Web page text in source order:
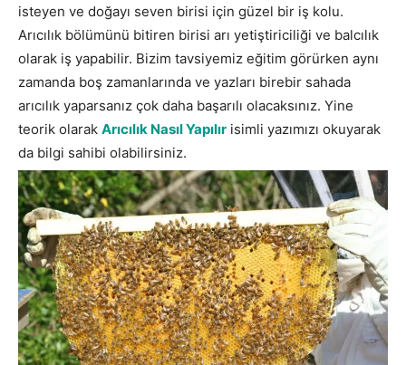
isteyen ve doğayı seven birisi için güzel bir iş kolu.
Arıcılık bölümünü bitiren birisi arı yetiştiriciliği ve balcılık
olarak iş yapabilir. Bizim tavsiyemiz eğitim görürken aynı
zamanda boş zamanlarında ve yazları birebir sahada
arıcılık yaparsanız çok daha başarılı olacaksınız. Yine
teorik olarak Arıcılık Nasıl Yapılır isimli yazımızı okuyarak
da bilgi sahibi olabilirsiniz.